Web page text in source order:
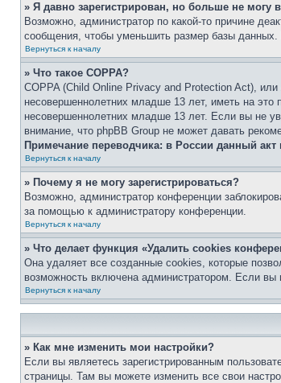
» Я давно зарегистрирован, но больше не могу
Возможно, администратор по какой-то причине
сообщения, чтобы уменьшить размер базы данных.
Вернуться к началу
» Что такое COPPA?
COPPA (Child Online Privacy and Protection Act),
несовершеннолетних младше 13 лет, иметь на это
несовершеннолетних младше 13 лет. Если вы не
внимание, что phpBB Group не может давать
Примечание переводчика: в России данный
Вернуться к началу
» Почему я не могу зарегистрироваться?
Возможно, администратор конференции
за помощью к администратору конференции.
Вернуться к началу
» Что делает функция «Удалить cookies
Она удаляет все созданные cookies, которые
возможность включена администратором. Если
Вернуться к началу
» Как мне изменить мои настройки?
Если вы являетесь зарегистрированным
страницы. Там вы можете изменить все свои